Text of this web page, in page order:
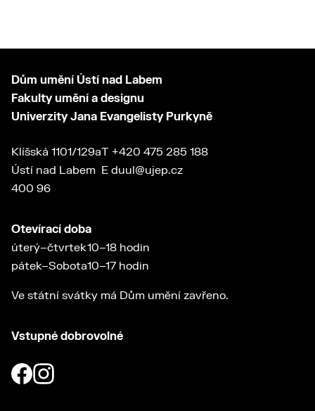
Dům umění Ústí nad Labem
Fakulty umění a designu
Univerzity Jana Evangelisty Purkyně
Klíšská 1101/129a
Ústí nad Labem
400 96
T +420 475 285 188
E duul@ujep.cz
Otevírací doba
úterý–čtvrtek
pátek–Sobota
10–18 hodin
10–17 hodin
Ve státní svátky má Dům umění zavřeno.
Vstupné dobrovolné